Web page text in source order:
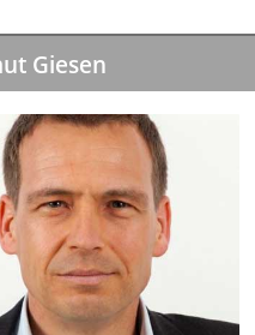
Giesen